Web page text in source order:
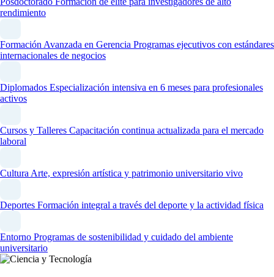
rendimiento
Formación Avanzada en Gerencia Programas ejecutivos con estándares
internacionales de negocios
Diplomados Especialización intensiva en 6 meses para profesionales
activos
Cursos y Talleres Capacitación continua actualizada para el mercado
laboral
CulturaArte, expresión artística y patrimonio universitario vivo
Deportes Formación integral a través del deporte y la actividad física
Entorno Programas de sostenibilidad y cuidado del ambiente
universitario